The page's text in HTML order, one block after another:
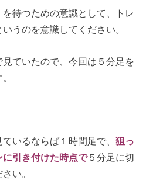
待つための意識として、トレ
うのを意識してください。
ていたので、今回は５分足を
ているならば１時間足で、狙っ
引き付けた時点で５分足に切
い。